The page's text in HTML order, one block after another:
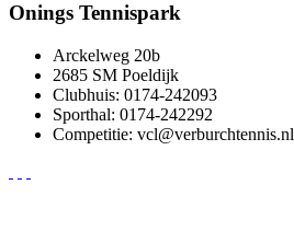
Onings Tennispark
Arckelweg 20b
2685 SM Poeldijk
Clubhuis: 0174-242093
Sporthal: 0174-242292
Competitie: vcl@verburchtennis.nl